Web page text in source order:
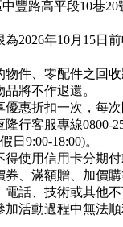
豐路高平段10巷20
2026年10月15日
物件、零配件之回
將不作退還。
優惠折扣一次，每
行客服專線0800-
日9:00-18:00)。
得使用信用卡分期
、滿額贈、加價購
電話、技術或其他
活動過程中無法